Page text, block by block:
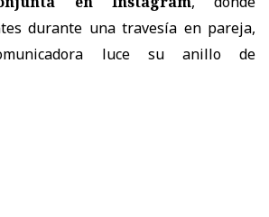
durante una travesía en pareja,
luce su anillo de